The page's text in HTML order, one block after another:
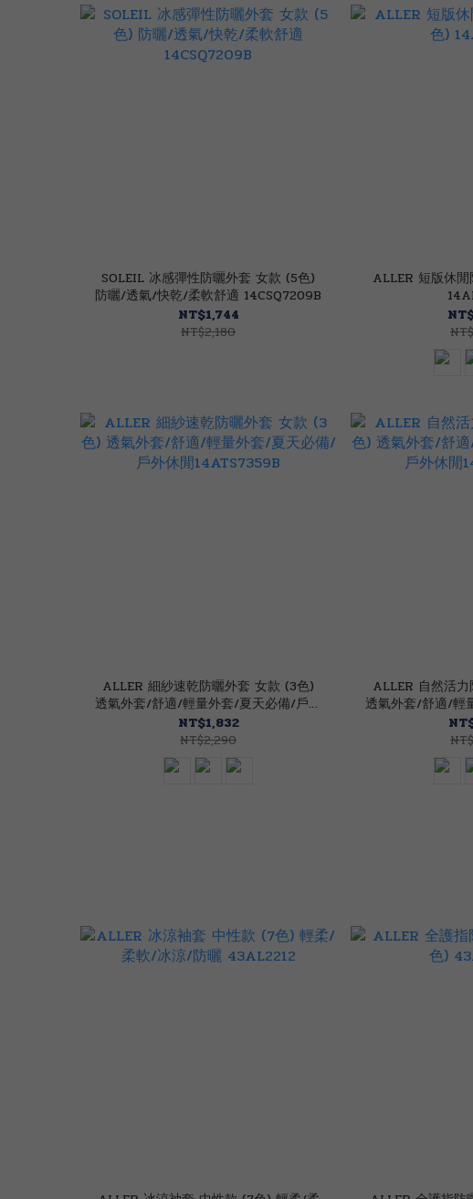
SOLEIL 冰感彈性防曬外套 女款 (5色)
防曬/透氣/快乾/柔軟舒適 14CSQ7209B
NT$1,744
NT$2,180
ALLER 短版休
ALLER 細紗速乾防曬外套 女款 (3色)
透氣外套/舒適/輕量外套/夏天必備/戶外
休閒14ATS7359B
NT$1,832
NT$2,290
ALLER 自然活
透氣外套/舒適/輕
休閒